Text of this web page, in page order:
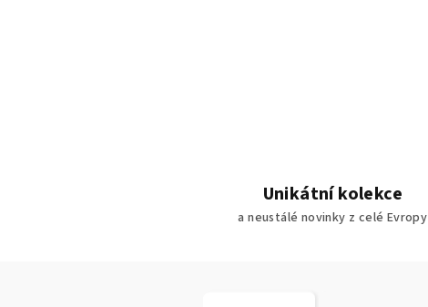
Unikátní kolekce
a neustálé novinky z celé Evropy